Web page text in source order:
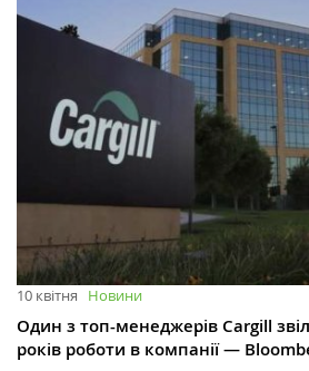
10 квітня Новини
Один з топ-менеджерів Cargill
років роботи в компанії —